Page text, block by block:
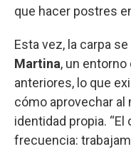
que hacer postres
Esta vez, la carpa
Martina, un
anteriores, lo que
cómo aprovechar al
identidad propia.
frecuencia: